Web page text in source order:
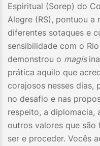
Espiritual (Sorep) do
Alegre (RS), pontuou a
diferentes sotaques e
sensibilidade com o
demonstrou o magis
prática aquilo que
corajosos nesses dias,
no desafio e nas
respeito, a diplomacia,
outros valores que são
ser e proceder. Vocês